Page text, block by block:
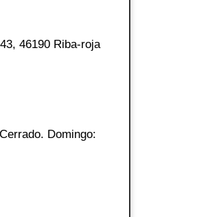
46190 Riba-roja
Domingo: